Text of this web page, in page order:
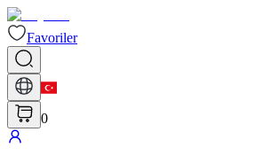
Favoriler
0